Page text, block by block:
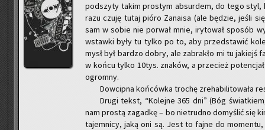
pod­szy­ty takim pro­stym ab­sur­dem, do tego styl,
razu czuję tutaj pióro Za­na­isa (ale bę­dzie, jeśli
sam w sobie nie po­rwał mnie, iry­to­wał spo­sób
wstaw­ki były tu tylko po to, aby przed­sta­wić
mysł był bar­dzo dobry, ale za­bra­kło mi tu ja­kiejś
w końcu tylko 10tys. zna­ków, a prze­cież
ogrom­ny.
Dow­cip­na koń­ców­ka tro­chę zre­ha­bi­li­to­wa­ła
Drugi tekst, “Ko­lej­ne 365 dni” (Bóg
nam pro­stą za­gad­kę – bo nie­trud­no do­my­ślić się
ta­jem­ni­cy, jaką oni są. Jest to fajne do